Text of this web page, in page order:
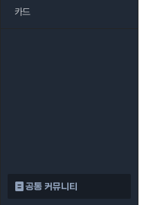
카드
공통 커뮤니티